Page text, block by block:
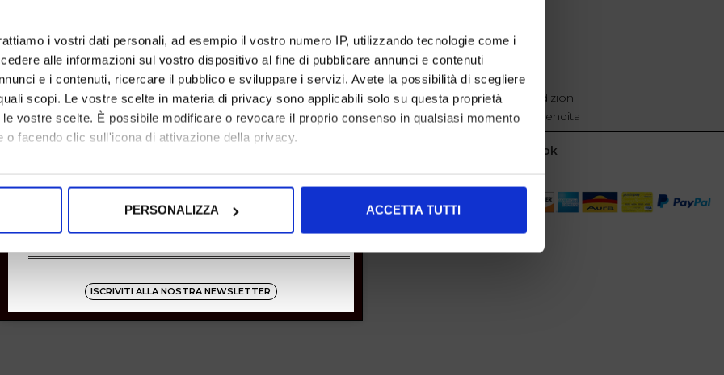
i vostri dati personali, ad esempio il vostro numero IP, utilizzando tecnologie come i
alle informazioni sul vostro dispositivo al fine di pubblicare annunci e contenuti
e i contenuti, ricercare il pubblico e sviluppare i servizi. Avete la possibilità di scegliere
scopi. Le vostre scelte in materia di privacy sono applicabili solo su questa proprietà
vostre scelte. È possibile modificare o revocare il proprio consenso in qualsiasi momento
o facendo clic sull'icona di attivazione della privacy.
anche:
scansionandolo attivamente alla ricerca di caratteristiche specifiche (impronte
elaborati i tuoi dati personali e imposta le tue preferenze nella
PERSONALIZZA ACCETTA TUTTI
SHOPPING
Resi
Pagamenti
Spedizione
EXTRA
cookie policy
Privacy
Termini e condizioni
Condizioni di vendita
Facebook
ISCRIVITI ALLA NOSTRA NEWSLETTER